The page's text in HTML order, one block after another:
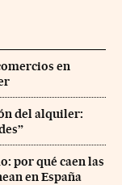
en
del alquiler:
por qué caen las
en España